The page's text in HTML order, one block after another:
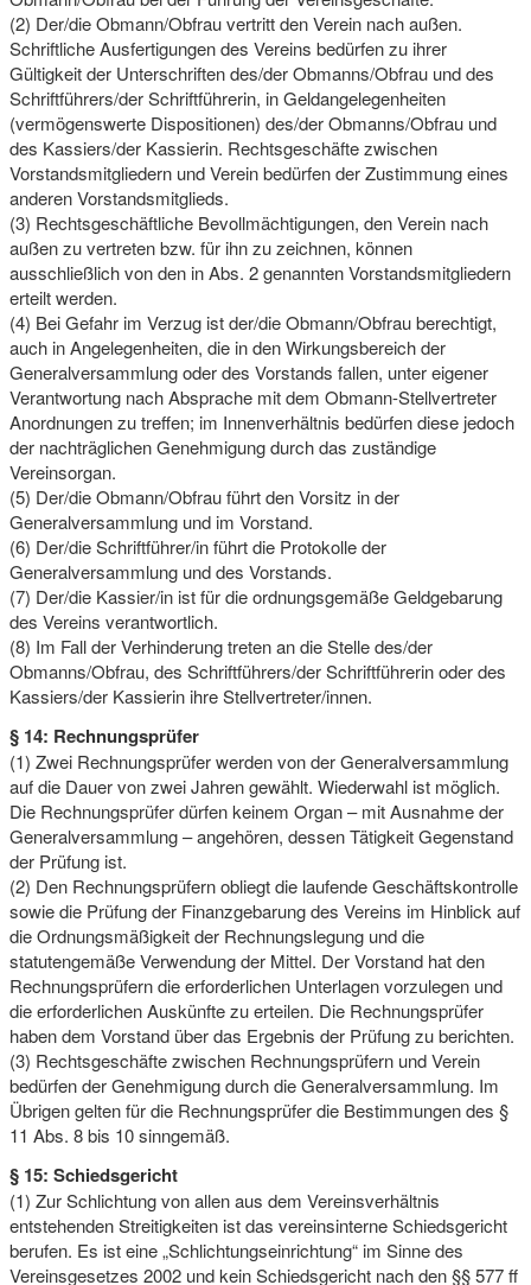
(2) Der/die Obmann/Obfrau vertritt den Verein nach außen.
Schriftliche Ausfertigungen des Vereins bedürfen zu ihrer
Gültigkeit der Unterschriften des/der Obmanns/Obfrau und des
Schriftführers/der Schriftführerin, in Geldangelegenheiten
(vermögenswerte Dispositionen) des/der Obmanns/Obfrau und
des Kassiers/der Kassierin. Rechtsgeschäfte zwischen
Vorstandsmitgliedern und Verein bedürfen der Zustimmung eines
anderen Vorstandsmitglieds.
(3) Rechtsgeschäftliche Bevollmächtigungen, den Verein nach
außen zu vertreten bzw. für ihn zu zeichnen, können
ausschließlich von den in Abs. 2 genannten Vorstandsmitgliedern
erteilt werden.
(4) Bei Gefahr im Verzug ist der/die Obmann/Obfrau berechtigt,
auch in Angelegenheiten, die in den Wirkungsbereich der
Generalversammlung oder des Vorstands fallen, unter eigener
Verantwortung nach Absprache mit dem Obmann-Stellvertreter
Anordnungen zu treffen; im Innenverhältnis bedürfen diese jedoch
der nachträglichen Genehmigung durch das zuständige
Vereinsorgan.
(5) Der/die Obmann/Obfrau führt den Vorsitz in der
Generalversammlung und im Vorstand.
(6) Der/die Schriftführer/in führt die Protokolle der
Generalversammlung und des Vorstands.
(7) Der/die Kassier/in ist für die ordnungsgemäße Geldgebarung
des Vereins verantwortlich.
(8) Im Fall der Verhinderung treten an die Stelle des/der
Obmanns/Obfrau, des Schriftführers/der Schriftführerin oder des
Kassiers/der Kassierin ihre Stellvertreter/innen.
§ 14: Rechnungsprüfer
(1) Zwei Rechnungsprüfer werden von der Generalversammlung
auf die Dauer von zwei Jahren gewählt. Wiederwahl ist möglich.
Die Rechnungsprüfer dürfen keinem Organ – mit Ausnahme der
Generalversammlung – angehören, dessen Tätigkeit Gegenstand
der Prüfung ist.
(2) Den Rechnungsprüfern obliegt die laufende Geschäftskontrolle
sowie die Prüfung der Finanzgebarung des Vereins im Hinblick auf
die Ordnungsmäßigkeit der Rechnungslegung und die
statutengemäße Verwendung der Mittel. Der Vorstand hat den
Rechnungsprüfern die erforderlichen Unterlagen vorzulegen und
die erforderlichen Auskünfte zu erteilen. Die Rechnungsprüfer
haben dem Vorstand über das Ergebnis der Prüfung zu berichten.
(3) Rechtsgeschäfte zwischen Rechnungsprüfern und Verein
bedürfen der Genehmigung durch die Generalversammlung. Im
Übrigen gelten für die Rechnungsprüfer die Bestimmungen des §
11 Abs. 8 bis 10 sinngemäß.
§ 15: Schiedsgericht
(1) Zur Schlichtung von allen aus dem Vereinsverhältnis
entstehenden Streitigkeiten ist das vereinsinterne Schiedsgericht
berufen. Es ist eine „Schlichtungseinrichtung“ im Sinne des
Vereinsgesetzes 2002 und kein Schiedsgericht nach den §§ 577 ff